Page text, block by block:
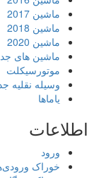
ماشین 2017
ماشین 2018
ماشین 2020
ماشین های جدید
موتورسیکلت
وسیله نقلیه جدید
یاماها
اطلاعات
ورود
خوراک ورودی‌ها